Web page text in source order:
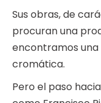
Sus obras, de
procuran una
encontramos una
cromática.
Pero el paso